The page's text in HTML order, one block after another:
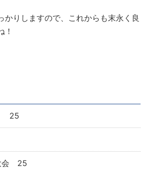
かりしますので、これからも末永く良
！
25
会 25